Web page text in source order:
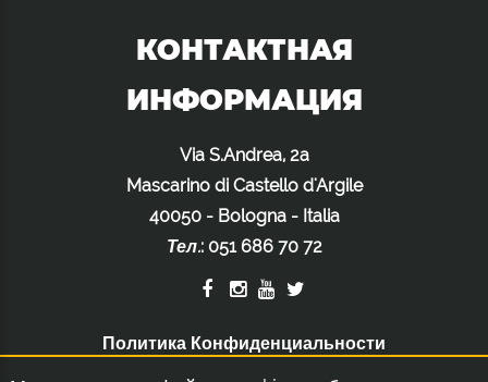
КОНТАКТНАЯ
ИНФОРМАЦИЯ
Via S.Andrea, 2a
Mascarino di Castello d'Argile
40050 - Bologna - Italia
Тел.: 051 686 70 72
Политика Конфиденциальности
Политика Использования Файлов Cookie